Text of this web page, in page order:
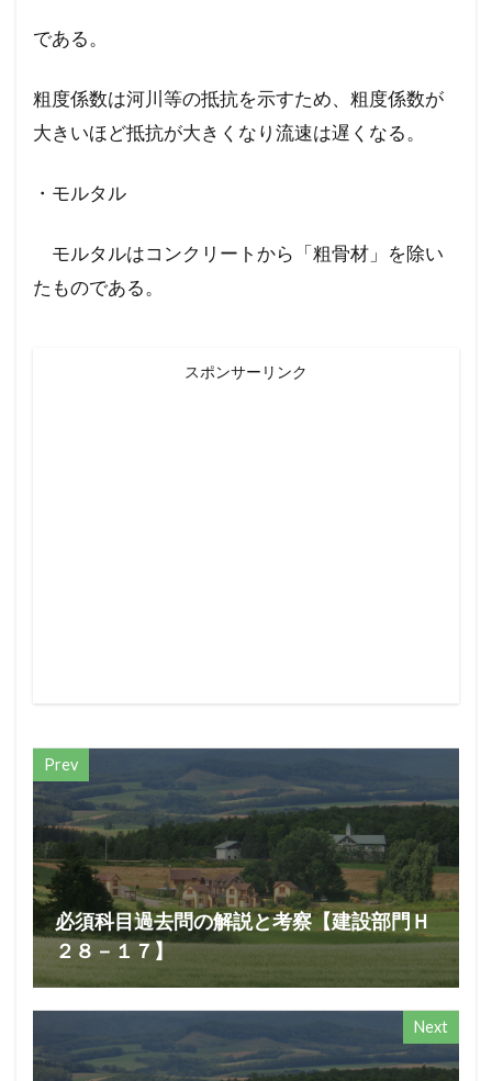
である。
粗度係数は河川等の抵抗を示すため、粗度係数が
大きいほど抵抗が大きくなり流速は遅くなる。
・モルタル
モルタルはコンクリートから「粗骨材」を除い
たものである。
スポンサーリンク
Prev
必須科目過去問の解説と考察【建設部門Ｈ
２８－１７】
Next